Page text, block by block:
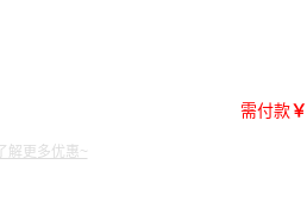
需付款￥
了解更多优惠~